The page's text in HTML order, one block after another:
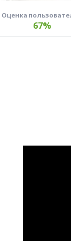
Оценка
67%